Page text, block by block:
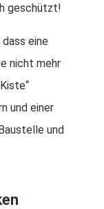
geschützt!
eine
nicht mehr
und einer
und